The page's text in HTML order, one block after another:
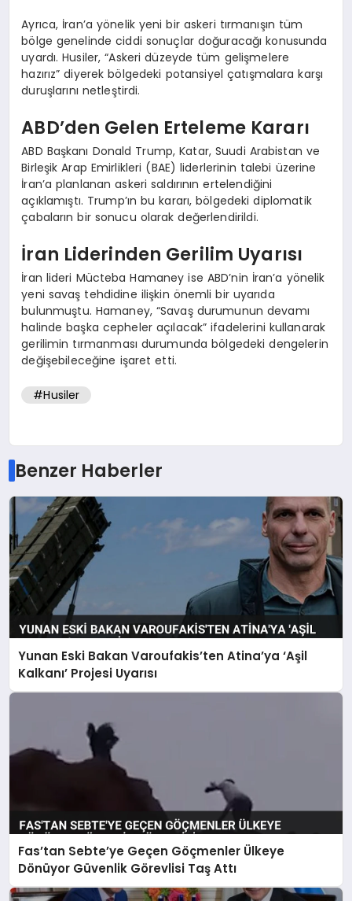
Ayrıca, İran’a yönelik yeni bir askeri tırmanışın tüm
bölge genelinde ciddi sonuçlar doğuracağı konusunda
uyardı. Husiler, “Askeri düzeyde tüm gelişmelere
hazırız” diyerek bölgedeki potansiyel çatışmalara karşı
duruşlarını netleştirdi.
ABD’den Gelen Erteleme Kararı
ABD Başkanı Donald Trump, Katar, Suudi Arabistan ve
Birleşik Arap Emirlikleri (BAE) liderlerinin talebi üzerine
İran’a planlanan askeri saldırının ertelendiğini
açıklamıştı. Trump’ın bu kararı, bölgedeki diplomatik
çabaların bir sonucu olarak değerlendirildi.
İran Liderinden Gerilim Uyarısı
İran lideri Mücteba Hamaney ise ABD’nin İran’a yönelik
yeni savaş tehdidine ilişkin önemli bir uyarıda
bulunmuştu. Hamaney, “Savaş durumunun devamı
halinde başka cepheler açılacak” ifadelerini kullanarak
gerilimin tırmanması durumunda bölgedeki dengelerin
değişebileceğine işaret etti.
#Husiler
Benzer Haberler
Yunan Eski Bakan Varoufakis’ten Atina’ya ‘Aşil
Kalkanı’ Projesi Uyarısı
Fas’tan Sebte’ye Geçen Göçmenler Ülkeye
Dönüyor Güvenlik Görevlisi Taş Attı